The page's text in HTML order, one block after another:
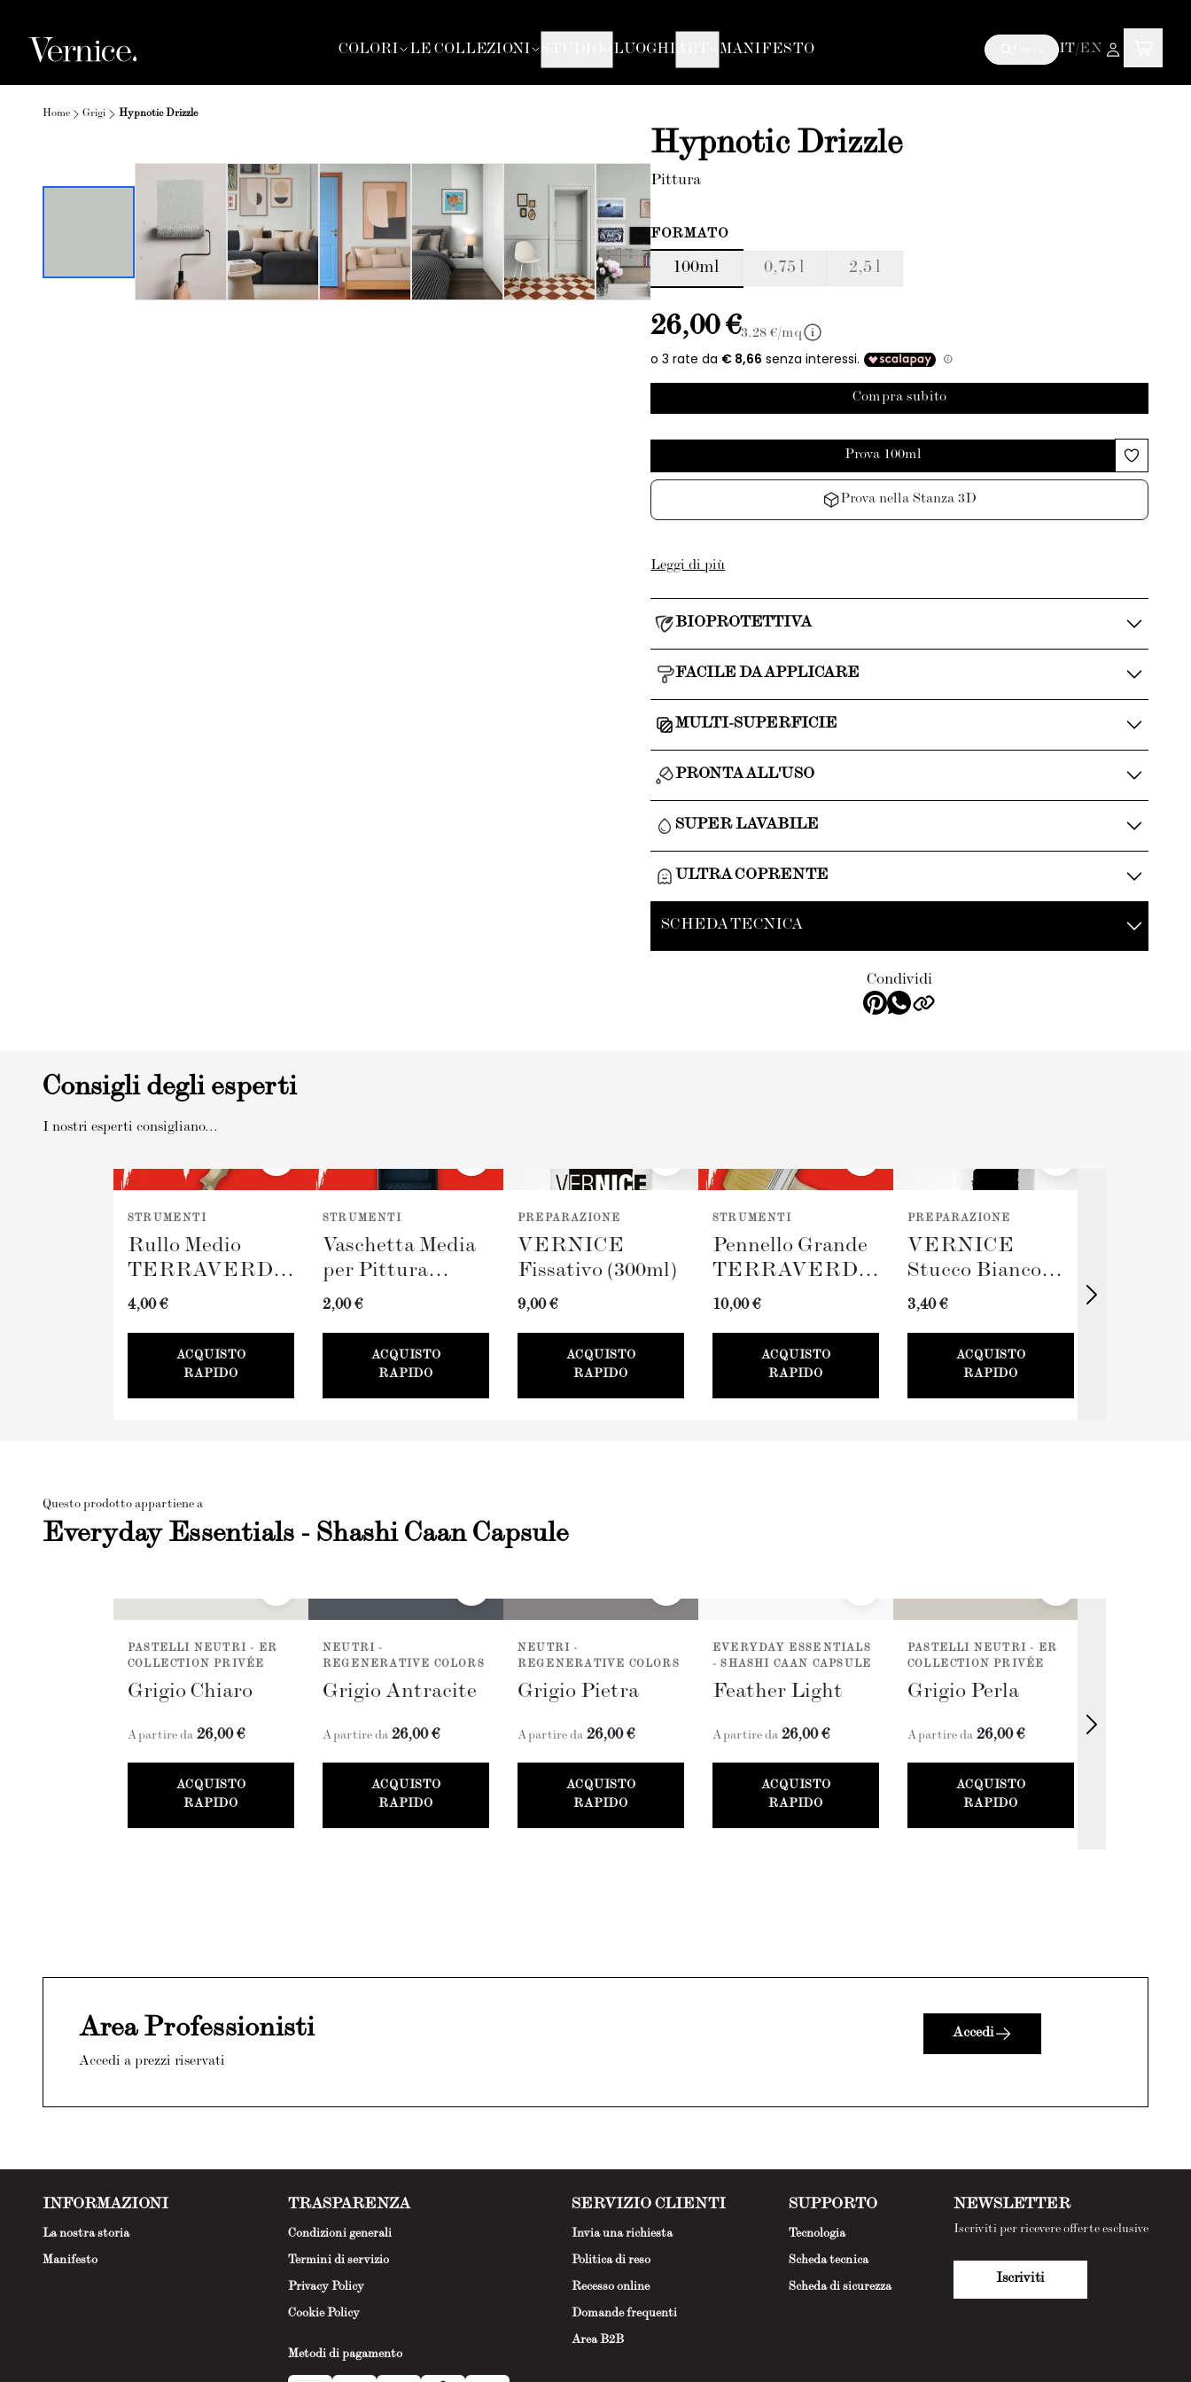
COLORI LE COLLEZIONI LUOGHI MANIFESTO IT/EN
Home Grigi Hypnotic Drizzle
Hypnotic Drizzle
Pittura
FORMATO
100ml 0,75 l 2,5 l
26,00 €3.28 €/mq
Compra subito
Prova 100ml
Prova nella Stanza 3D
Leggi di più
BIOPROTETTIVA
FACILE DA APPLICARE
MULTI-SUPERFICIE
PRONTA ALL'USO
SUPER LAVABILE
ULTRA COPRENTE
SCHEDA TECNICA
Condividi
Consigli degli esperti
I nostri esperti consigliano...
STRUMENTI
Rullo Medio
TERRAVERDE
(100mm)
4,00 €
ACQUISTO
RAPIDO
STRUMENTI
Vaschetta Media
per Pittura
TERRAVERDE
2,00 €
ACQUISTO
RAPIDO
PREPARAZIONE
VERNICE
Fissativo (300ml)
9,00 €
ACQUISTO
RAPIDO
STRUMENTI
Pennello Grande
TERRAVERDE
(100mm)
10,00 €
ACQUISTO
RAPIDO
PREPARAZIONE
VERNICE
Stucco Bianco
(100ml) + Stucco
3,40 €
ACQUISTO
RAPIDO
Questo prodotto appartiene a
Everyday Essentials - Shashi Caan Capsule
PASTELLI NEUTRI - ER
COLLECTION PRIVÉE
Grigio Chiaro
A partire da 26,00 €
ACQUISTO
RAPIDO
NEUTRI -
REGENERATIVE COLORS
Grigio Antracite
A partire da 26,00 €
ACQUISTO
RAPIDO
NEUTRI -
REGENERATIVE COLORS
Grigio Pietra
A partire da 26,00 €
ACQUISTO
RAPIDO
EVERYDAY ESSENTIALS
- SHASHI CAAN CAPSULE
Feather Light
A partire da 26,00 €
ACQUISTO
RAPIDO
PASTELLI NEUTRI - ER
COLLECTION PRIVÉE
Grigio Perla
A partire da 26,00 €
ACQUISTO
RAPIDO
Area Professionisti
Accedi a prezzi riservati
Accedi
INFORMAZIONI
La nostra storia
Manifesto
TRASPARENZA
Condizioni generali
Termini di servizio
Privacy Policy
Cookie Policy
Metodi di pagamento
SERVIZIO CLIENTI
Invia una richiesta
Politica di reso
Recesso online
Domande frequenti
Area B2B
SUPPORTO
Tecnologia
Scheda tecnica
Scheda di sicurezza
NEWSLETTER
Iscriviti per ricevere offerte esclusive
Iscriviti